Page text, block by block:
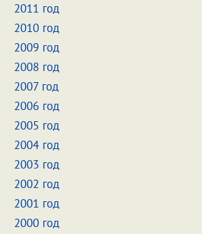
2011 год
2010 год
2009 год
2008 год
2007 год
2006 год
2005 год
2004 год
2003 год
2002 год
2001 год
2000 год